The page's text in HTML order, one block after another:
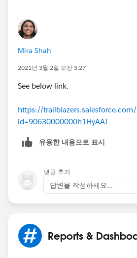
Mira Shah
2021년 3월 2일 오전 3:27
See below link.
https://trailblazers.salesforce.com/
id=90630000000h1HyAAI
유용한 내용으로 표시
댓글 추가
답변을 작성하세요...
Reports &